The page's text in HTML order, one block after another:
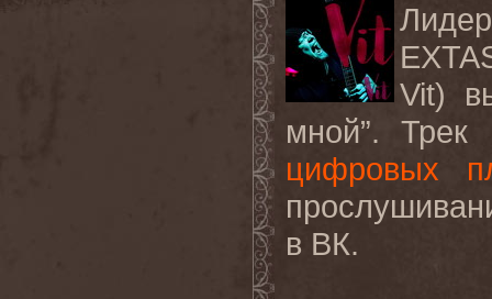
Vit)
мной”.
цифровых
в ВК.